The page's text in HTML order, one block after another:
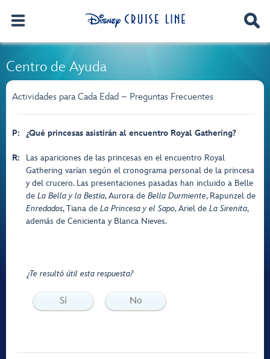
Centro de Ayuda
Actividades para Cada Edad – Preguntas Frecuentes
P: ¿Qué princesas asistirán al encuentro Royal Gathering?
R:
Las apariciones de las princesas en el encuentro Royal
Gathering varían según el cronograma personal de la princesa
y del crucero. Las presentaciones pasadas han incluido a Belle
de La Bella y la Bestia, Aurora de Bella Durmiente, Rapunzel de
Enredados, Tiana de La Princesa y el Sapo, Ariel de La Sirenita,
además de Cenicienta y Blanca Nieves.
¿Te resultó útil esta respuesta?
Sí No